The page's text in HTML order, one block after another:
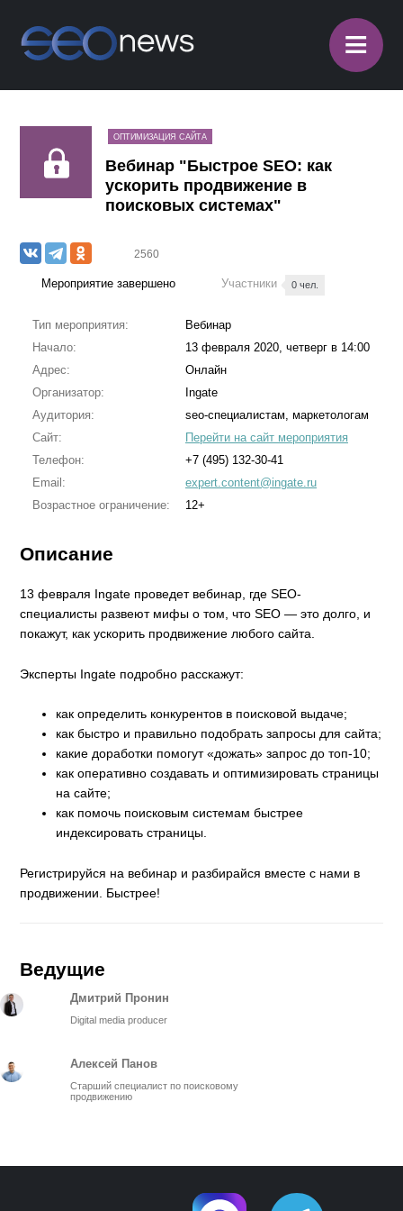
≡
ОПТИМИЗАЦИЯ САЙТА
Вебинар "Быстрое SEO: как
ускорить продвижение в
поисковых системах"
2560
Мероприятие завершено Участники 0 чел.
Тип мероприятия:
Вебинар
Начало:
13 февраля 2020, четверг в 14:00
Адрес:
Онлайн
Организатор:
Ingate
Аудитория:
seo-специалистам, маркетологам
Сайт:
Перейти на сайт мероприятия
Телефон:
+7 (495) 132-30-41
Email:
expert.content@ingate.ru
Возрастное ограничение:
12+
Описание
13 февраля Ingate проведет вебинар, где SEO-
специалисты развеют мифы о том, что SEO — это долго, и
покажут, как ускорить продвижение любого сайта.
Эксперты Ingate подробно расскажут:
как определить конкурентов в поисковой выдаче;
как быстро и правильно подобрать запросы для сайта;
какие доработки помогут «дожать» запрос до топ-10;
как оперативно создавать и оптимизировать страницы
на сайте;
как помочь поисковым системам быстрее
индексировать страницы.
Регистрируйся на вебинар и разбирайся вместе с нами в
продвижении. Быстрее!
Ведущие
Дмитрий Пронин
Digital media producer
Алексей Панов
Старший специалист по поисковому
продвижению